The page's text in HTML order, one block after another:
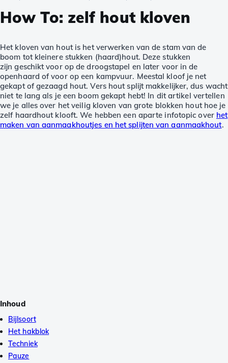
How To: zelf hout kloven
Het kloven van hout is het verwerken van de stam van de
boom tot kleinere stukken (haard)hout. Deze stukken
zijn geschikt voor op de droogstapel en later voor in de
openhaard of voor op een kampvuur. Meestal kloof je net
gekapt of gezaagd hout. Vers hout splijt makkelijker, dus wacht
niet te lang als je een boom gekapt hebt! In dit artikel vertellen
we je alles over het veilig kloven van grote blokken hout hoe je
zelf haardhout klooft. We hebben een aparte infotopic over het
maken van aanmaakhoutjes en het splijten van aanmaakhout.
Inhoud
Bijlsoort
Het hakblok
Techniek
Pauze